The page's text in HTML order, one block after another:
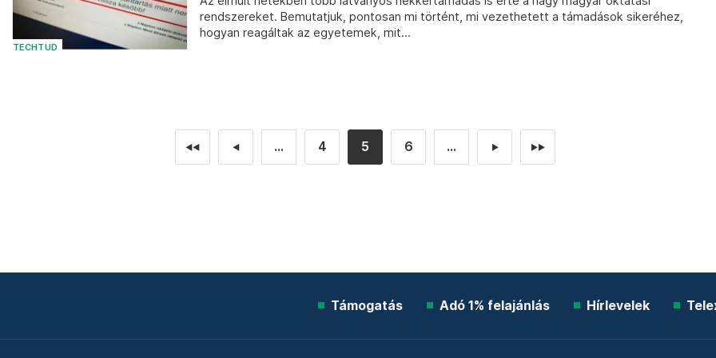
TECHTUD
rendszereket. Bemutatjuk, pontosan mi történt, mi vezethetett a támadások sikeréhez,
hogyan reagáltak az egyetemek, mit...
◄◄ ◄ ... 4 5 6 ... ► ►►
Támogatás Adó 1% felajánlás Hírlevelek